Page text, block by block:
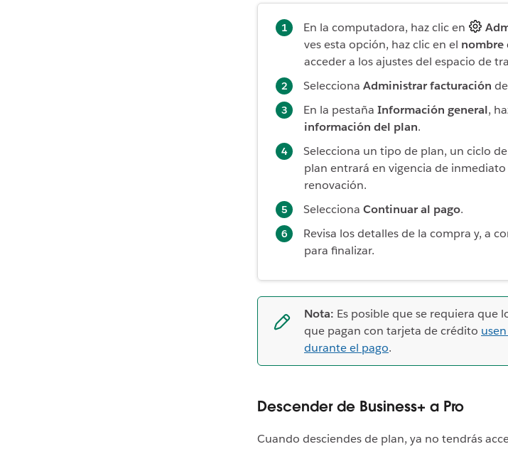
En la computadora, haz clic en
ves esta opción, haz clic en el nombre
acceder a los ajustes del espacio de
Selecciona Administrar facturación
En la pestaña Información general,
información del plan.
Selecciona un tipo de plan, un ciclo
plan entrará en vigencia de
renovación.
Selecciona Continuar al pago.
Revisa los detalles de la compra y, a
para finalizar.
Nota: Es posible que se requiera que
que pagan con tarjeta de crédito
durante el pago.
Descender de Business+ a Pro
Cuando desciendes de plan, ya no tendrás